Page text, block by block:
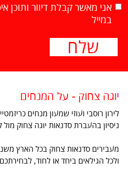
אני מאשר קבלת דיוור ותוכן
במייל
יוגה צחוק - על המנחים
לירון רוסבי ועוזי שמעון מנחים
ניסיון בהעברת סדנאות יוגה צחוק
ולכל הגילאים ביחד או לחוד,